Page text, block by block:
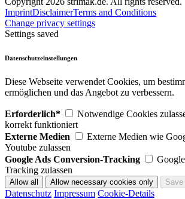
ImprintDisclaimerTerms and Conditions
Change privacy settings
Settings saved
Datenschutzeinstellungen
Diese Webseite verwendet Cookies, um
ermöglichen und das Angebot zu verbessern.
Erforderlich*
Notwendige Cookies
korrekt funktioniert
Externe Medien
Externe Medien wie
Youtube zulassen
Google Ads Conversion-Tracking
Tracking zulassen
Datenschutz Impressum Cookie-Details